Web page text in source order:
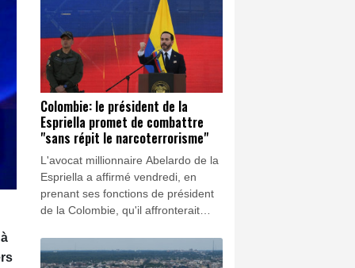
renommées pour leurs eaux
turquoises.
Colombie: le président de la
Espriella promet de combattre
"sans répit le narcoterrorisme"
L'avocat millionnaire Abelardo de la
Espriella a affirmé vendredi, en
prenant ses fonctions de président
de la Colombie, qu'il affronterait
dans un pays frappé par la violence
des groupes armés.